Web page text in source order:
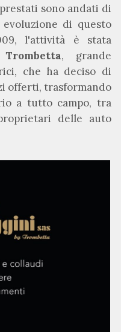
sono andati di
di questo
l'attività è stata
, grande
che ha deciso di
offerti, trasformando
a tutto campo, tra
delle auto